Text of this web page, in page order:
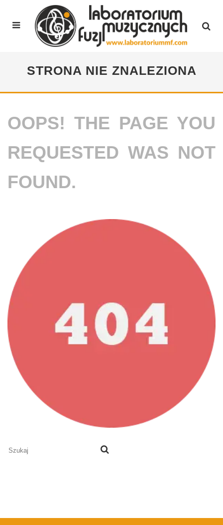
STRONA NIE ZNALEZIONA
OOPS! THE PAGE YOU
REQUESTED WAS NOT
FOUND.